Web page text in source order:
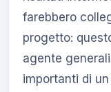
farebbero
progetto:
agente
importanti di